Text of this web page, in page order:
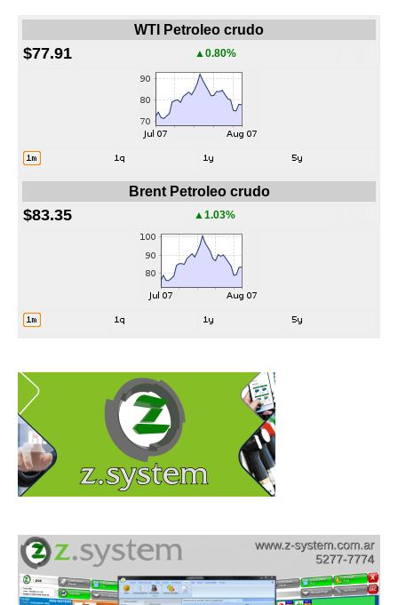
WTI Petroleo crudo
$77.91 ▲0.80%
Brent Petroleo crudo
$83.35 ▲1.03%